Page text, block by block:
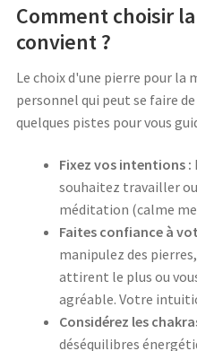
Comment choisir
convient ?
Le choix d'une pierre pour la
personnel qui peut se faire
quelques pistes pour vous
Fixez vos intentions :
souhaitez travailler
méditation (calme
Faites confiance à
manipulez des
attirent le plus ou
agréable. Votre
Considérez les
déséquilibres